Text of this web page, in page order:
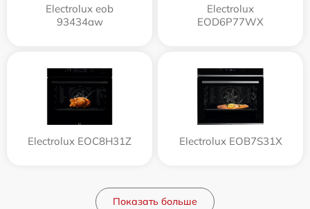
Electrolux eob
93434aw
Electrolux
EOD6P77WX
Electrolux EOC8H31Z Electrolux EOB7S31X
Показать больше